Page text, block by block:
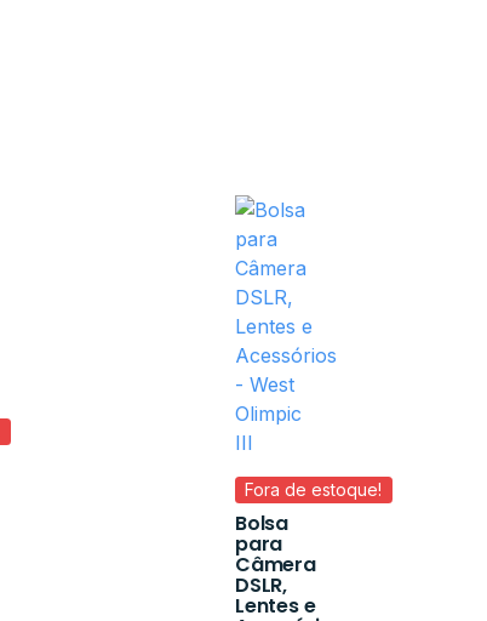
Fora de estoque!
Bolsa
para
Câmera
DSLR,
Lentes e